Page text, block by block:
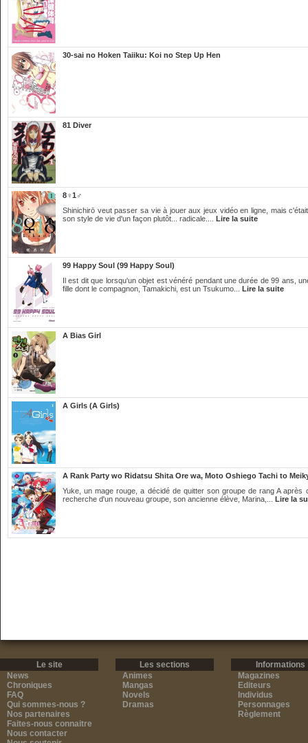
30-sai no Hoken Taiiku: Koi no Step Up Hen
81 Diver
8♀1♂
Shinichirō veut passer sa vie à jouer aux jeux vidéo en ligne, mais
son style de vie d'un façon plutôt... radicale.... Lire la suite
99 Happy Soul (99 Happy Soul)
Il est dit que lorsqu'un objet est vénéré pendant une durée de 99 ans,
fille dont le compagnon, Tamakichi, est un Tsukumo... Lire la suite
A Bias Girl
A Girls (A Girls)
A Rank Party wo Ridatsu Shita Ore wa, Moto Oshiego Tachi to
Yuke, un mage rouge, a décidé de quitter son groupe de rang A
recherche d'un nouveau groupe, son ancienne élève, Marina,... Lire la
Le site
News
Chroniques
FAQ
Qui sommes-nous ?
Nos partenaires
Faites-nous connaitre
Nous contacter
Les sections
Animes
Mangas
Novels
Dramas
Informations
Magazines
Editeurs
Individus
Personnages
Règlement